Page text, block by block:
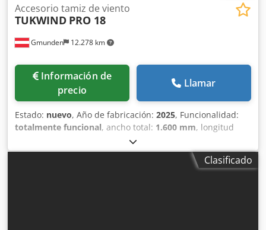
Gmunden 12.278 km
Accesorio tamiz de viento
TUKWIND PRO 18
Información de
precio
Llamar
Estado: nuevo, Año de fabricación: 2025, Funcionalidad:
totalmente funcional, ancho total: 1.600 mm, longitud
, altura total:2.150 mm
kg, fusible eléctrico:63 A, tensión de entrada:400 V, tipo
, Accesorio de cribado
Clasificado